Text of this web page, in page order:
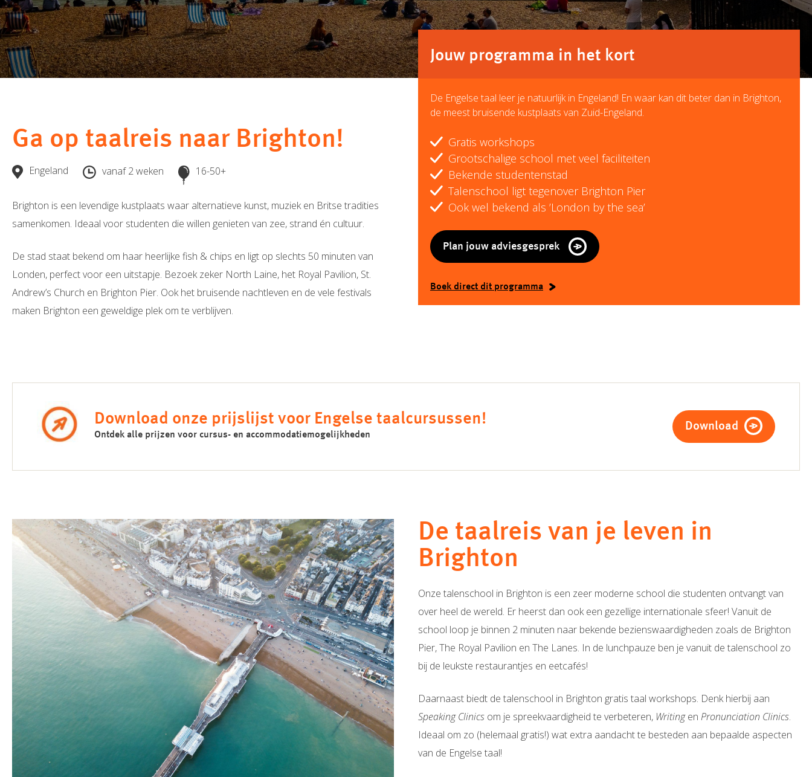
Ga op taalreis naar Brighton!
Engeland vanaf 2 weken 16-50+
Brighton is een levendige kustplaats waar alternatieve kunst, muziek en Britse tradities
samenkomen. Ideaal voor studenten die willen genieten van zee, strand én cultuur.
De stad staat bekend om haar heerlijke fish & chips en ligt op slechts 50 minuten van
Londen, perfect voor een uitstapje. Bezoek zeker North Laine, het Royal Pavilion, St.
Andrew’s Church en Brighton Pier. Ook het bruisende nachtleven en de vele festivals
maken Brighton een geweldige plek om te verblijven.
Jouw programma in het kort
De Engelse taal leer je natuurlijk in Engeland! En waar kan dit beter dan in Brighton,
de meest bruisende kustplaats van Zuid-Engeland.
Gratis workshops
Grootschalige school met veel faciliteiten
Bekende studentenstad
Talenschool ligt tegenover Brighton Pier
Ook wel bekend als ’London by the sea’
Plan jouw adviesgesprek
Boek direct dit programma
Download onze prijslijst voor Engelse taalcursussen!
Ontdek alle prijzen voor cursus- en accommodatiemogelijkheden
Download
De taalreis van je leven in
Brighton
Onze talenschool in Brighton is een zeer moderne school die studenten ontvangt van
over heel de wereld. Er heerst dan ook een gezellige internationale sfeer! Vanuit de
school loop je binnen 2 minuten naar bekende bezienswaardigheden zoals de Brighton
Pier, The Royal Pavilion en The Lanes. In de lunchpauze ben je vanuit de talenschool zo
bij de leukste restaurantjes en eetcafés!
Daarnaast biedt de talenschool in Brighton gratis taal workshops. Denk hierbij aan
Speaking Clinics om je spreekvaardigheid te verbeteren, Writingen Pronunciation Clinics.
Ideaal om zo (helemaal gratis!) wat extra aandacht te besteden aan bepaalde aspecten
van de Engelse taal!